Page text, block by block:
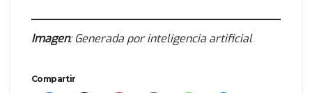
Imagen: Generada por inteligencia artificial
Compartir